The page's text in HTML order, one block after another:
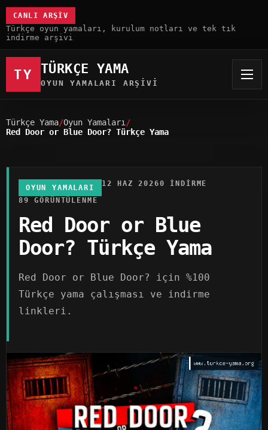
CANLI ARŞIV
Türkçe oyun yamaları, kurulum notları ve tek tık
indirme arşivi
TY TÜRKÇE YAMA
OYUN YAMALARI ARŞIVI
Türkçe Yama Oyun Yamaları
Red Door or Blue Door? Türkçe Yama
OYUN YAMALARI 12 HAZ 20260 INDIRME
89 GÖRÜNTÜLENME
Red Door or Blue
Door? Türkçe Yama
Red Door or Blue Door? için %100
Türkçe yama çalışması ve indirme
linkleri.